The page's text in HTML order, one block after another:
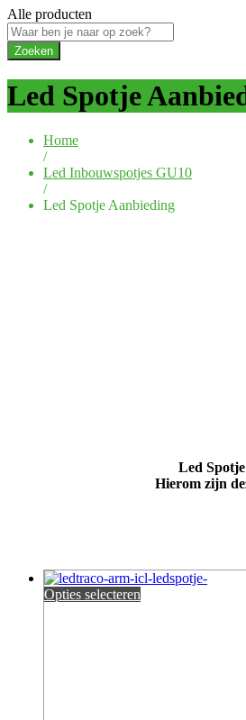
Alle producten
Zoeken
Led Spotje
Home
/
Led Inbouwspotjes GU10
/
Led Spotje Aanbieding
Led
Hierom zijn
Opties selecteren